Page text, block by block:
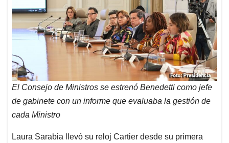
El Consejo de Ministros se estrenó Benedetti como jefe
de gabinete con un informe que evaluaba la gestión de
cada Ministro
Laura Sarabia llevó su reloj Cartier desde su primera